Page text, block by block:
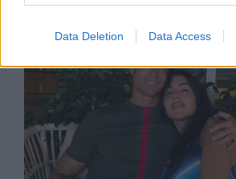
Data Deletion Data Access
primele nume